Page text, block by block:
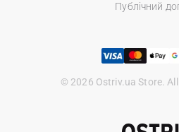
Публічний
© 2026 Ostriv.ua Store. All